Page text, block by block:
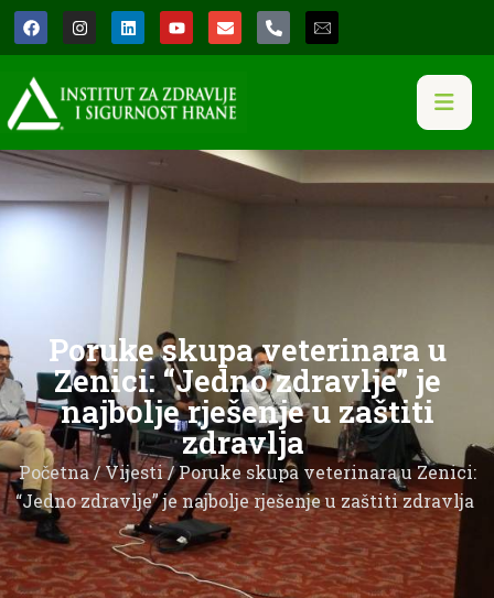
Poruke skupa veterinara u
Zenici: “Jedno zdravlje” je
najbolje rješenje u zaštiti
zdravlja
Početna/Vijesti/ Poruke skupa veterinara u Zenici:
“Jedno zdravlje” je najbolje rješenje u zaštiti zdravlja